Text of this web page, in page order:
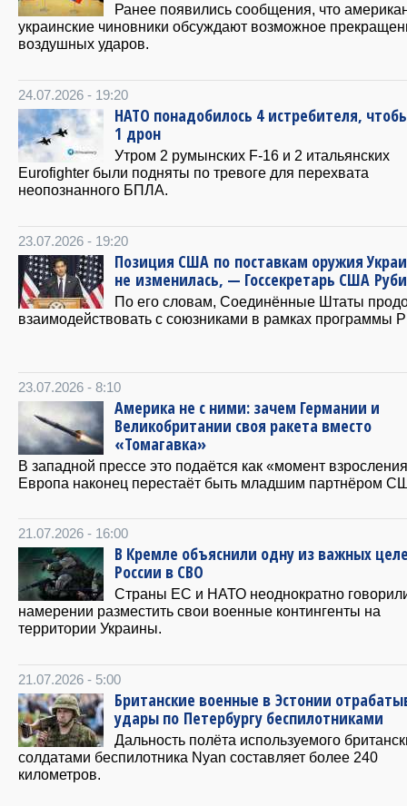
Ранее появились сообщения, что
украинские чиновники обсуждают возможное
воздушных ударов.
24.07.2026 - 19:20
НАТО понадобилось 4 истребителя,
1 дрон
Утром 2 румынских F-16 и 2 итальянских
Eurofighter были подняты по тревоге для перехвата
неопознанного БПЛА.
23.07.2026 - 19:20
Позиция США по поставкам оружия
не изменилась, — Госсекретарь США
По его словам, Соединённые Штаты
взаимодействовать с союзниками в рамках программы
23.07.2026 - 8:10
Америка не с ними: зачем Германии и
Великобритании своя ракета вместо
«Томагавка»
В западной прессе это подаётся как «момент
Европа наконец перестаёт быть младшим партнёром
21.07.2026 - 16:00
В Кремле объяснили одну из важных
России в СВО
Страны ЕС и НАТО неоднократно
намерении разместить свои военные контингенты на
территории Украины.
21.07.2026 - 5:00
Британские военные в Эстонии
удары по Петербургу беспилотниками
Дальность полёта используемого
солдатами беспилотника Nyan составляет более 240
километров.